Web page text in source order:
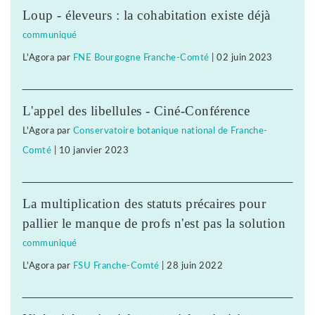
Loup - éleveurs : la cohabitation existe déjà
communiqué
L'Agora par FNE Bourgogne Franche-Comté |02 juin 2023
L'appel des libellules - Ciné-Conférence
L'Agora par Conservatoire botanique national de Franche-
Comté 10 janvier 2023
La multiplication des statuts précaires pour
pallier le manque de profs n'est pas la solution
communiqué
L'Agora par FSU Franche-Comté 28 juin 2022